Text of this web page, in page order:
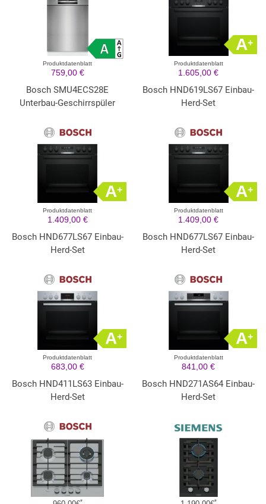
Produktdatenblatt
759,00 €
Bosch SMU4ECS28E
Unterbau-Geschirrspüler
A+
Produktdatenblatt
1.605,00 €
Bosch HND619LS67 Einbau-
Herd-Set
A+
Produktdatenblatt
1.409,00 €
Bosch HND677LS67 Einbau-
Herd-Set
A+
Produktdatenblatt
1.409,00 €
Bosch HND677LS67 Einbau-
Herd-Set
A+
Produktdatenblatt
683,00 €
Bosch HND411LS63 Einbau-
Herd-Set
A+
Produktdatenblatt
841,00 €
Bosch HND271AS64 Einbau-
Herd-Set
* *